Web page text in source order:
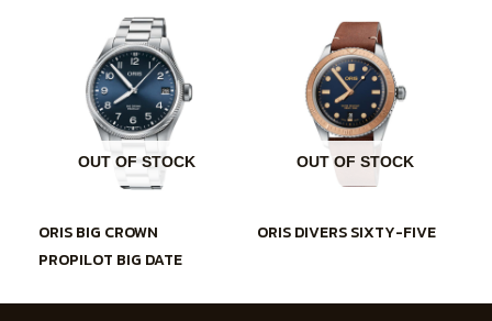
OUT OF STOCK
ORIS BIG CROWN
PROPILOT BIG DATE
OUT OF STOCK
ORIS DIVERS SIXTY-FIVE